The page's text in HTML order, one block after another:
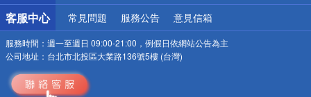
客服中心 常見問題 服務公告 意見信箱
服務時間： 週一至週日 09:00-21:00，例假日依網站公告為主
公司地址： 台北市北投區大業路136號5樓 (台灣)